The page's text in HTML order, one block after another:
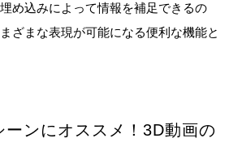
め込みによって情報を補足できるの
ざまな表現が可能になる便利な機能と
ーンにオススメ！3D動画の